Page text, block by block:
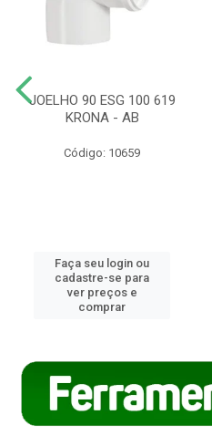
JOELHO 90 ESG 100 619
KRONA - AB
Código: 10659
Faça seu login ou
cadastre-se para
ver preços e
comprar